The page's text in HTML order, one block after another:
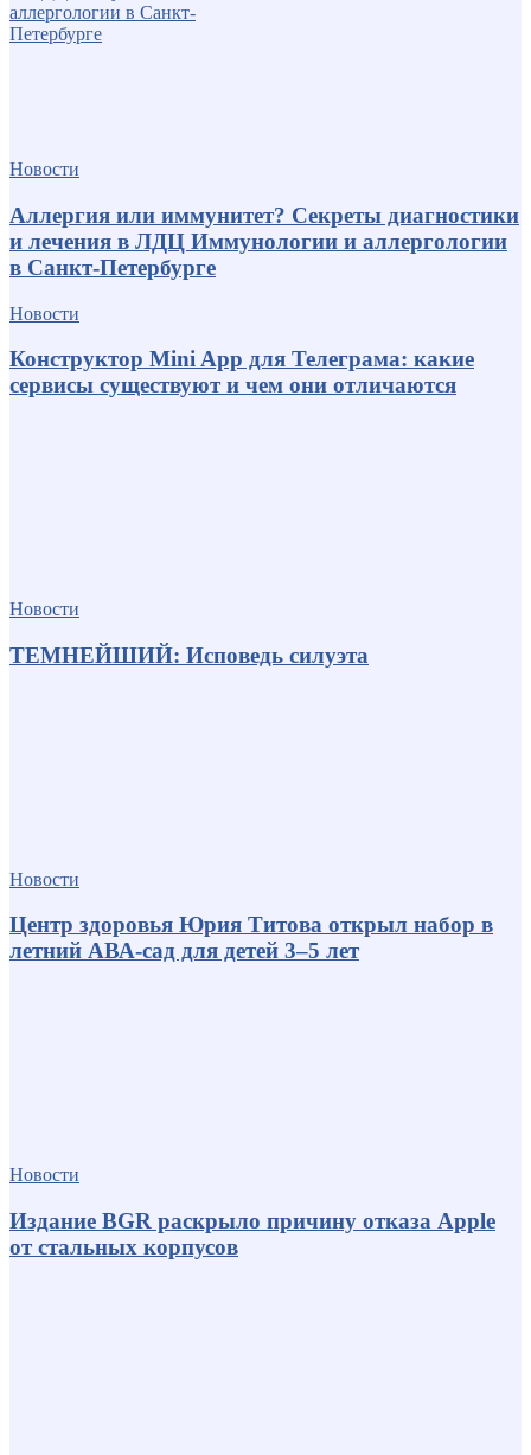
Новости
Аллергия или иммунитет? Секреты диагностики
и лечения в ЛДЦ Иммунологии и аллергологии
в Санкт-Петербурге
Новости
Конструктор Mini App для Телеграма: какие
сервисы существуют и чем они отличаются
Новости
ТЕМНЕЙШИЙ: Исповедь силуэта
Новости
Центр здоровья Юрия Титова открыл набор в
летний АВА-сад для детей 3–5 лет
Новости
Издание BGR раскрыло причину отказа Apple
от стальных корпусов